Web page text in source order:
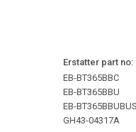
Erstatter part no:
EB-BT365BBC
EB-BT365BBU
EB-
GH43-04317A